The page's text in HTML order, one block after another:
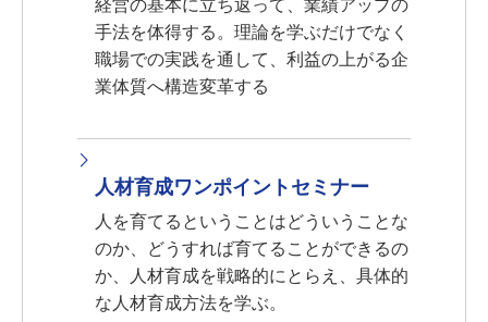
経営の基本に立ち返って、業績アップの
手法を体得する。理論を学ぶだけでなく
職場での実践を通して、利益の上がる企
業体質へ構造変革する
人材育成ワンポイントセミナー
人を育てるということはどういうことな
のか、どうすれば育てることができるの
か、人材育成を戦略的にとらえ、具体的
な人材育成方法を学ぶ。